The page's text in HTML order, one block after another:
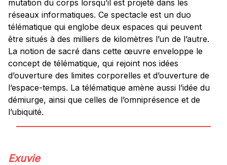
mutation du corps lorsqu’il est projeté dans les
réseaux informatiques. Ce spectacle est un duo
télématique qui englobe deux espaces qui peuvent
être situés à des milliers de kilomètres l’un de l’autre.
La notion de sacré dans cette œuvre enveloppe le
concept de télématique, qui rejoint nos idées
d’ouverture des limites corporelles et d’ouverture de
l’espace-temps. La télématique amène aussi l’idée du
démiurge, ainsi que celles de l’omniprésence et de
l’ubiquité.
Exuvie